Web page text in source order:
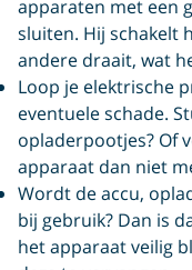
apparaten met een
sluiten. Hij schakelt
andere draait, wat
Loop je elektrische
eventuele schade.
opladerpootjes? Of
apparaat dan niet
Wordt de accu,
bij gebruik? Dan is
het apparaat veilig